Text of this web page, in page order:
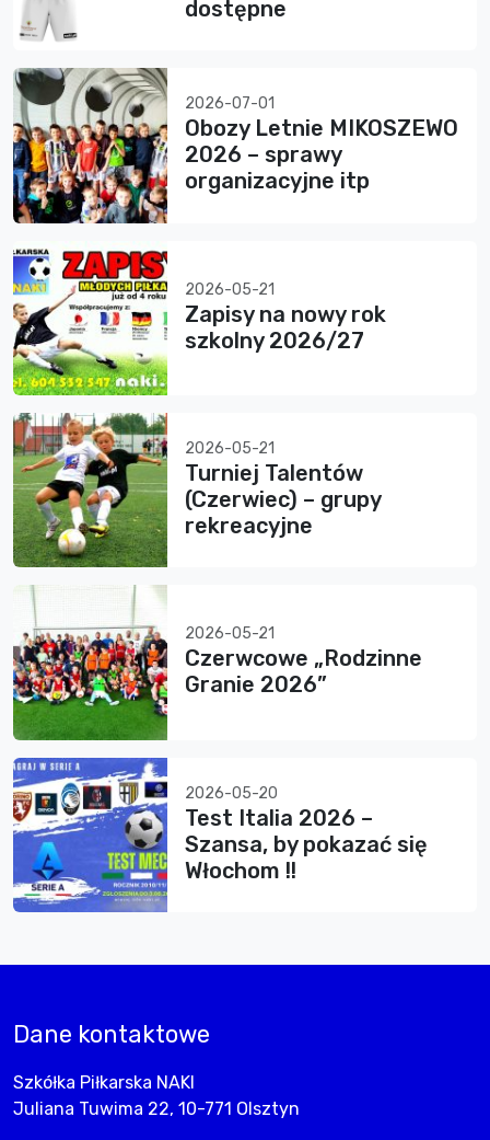
dostępne
2026-07-01
Obozy Letnie MIKOSZEWO
2026 – sprawy
organizacyjne itp
2026-05-21
Zapisy na nowy rok
szkolny 2026/27
2026-05-21
Turniej Talentów
(Czerwiec) – grupy
rekreacyjne
2026-05-21
Czerwcowe „Rodzinne
Granie 2026”
2026-05-20
Test Italia 2026 –
Szansa, by pokazać się
Włochom !!
Dane kontaktowe
Szkółka Piłkarska NAKI
Juliana Tuwima 22, 10-771 Olsztyn